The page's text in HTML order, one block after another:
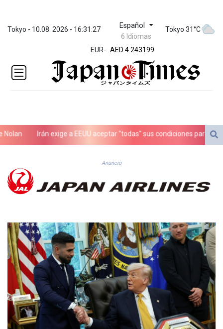
Tokyo - 10.08. 2026 - 16:31:27 Español
6 Idiomas
Tokyo 31°C
EUR-
ZWL
372.037716
AED 4.243199
AED 4.243199
AFN 76.816385
ALL 93.186779
1059.499986
ARS
AUD 1.634492
AZN 1.961832
BAM 1.955111
142.639766
BHD 0.434545
BIF
3449.985005
BMD 1.155398
BND 1.47658
BOB 13.695177
BRL 5.874733
BSD 1.152289
Irán exige a EEUU aceptar "todas" sus condiciones para reabrir
Anuncio